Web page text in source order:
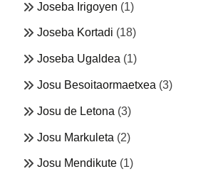
Joseba Irigoyen (1)
Joseba Kortadi (18)
Joseba Ugaldea (1)
Josu Besoitaormaetxea (3)
Josu de Letona (3)
Josu Markuleta (2)
Josu Mendikute (1)